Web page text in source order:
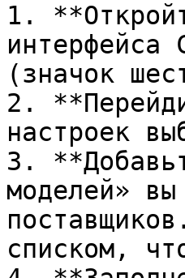
1.
(значок
2.
настроек
3.
моделей»
списком,